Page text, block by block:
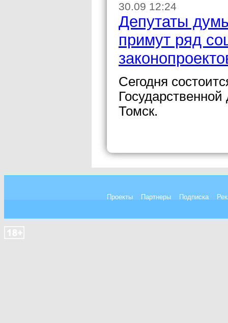
30.09 12:24
Депутаты
примут ряд
Сегодня
Томск.
Проекты Партнеры Подписка